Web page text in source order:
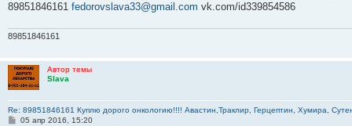
89851846161 fedorovslava33@gmail.com vk.com/id339854586
89851846161
Автор темы
Slava
Re: 89851846161 Куплю дорого онкологию!!!! Авастин,Траклир, Герцептин, Хумира,
С05 апр 2016, 15:20